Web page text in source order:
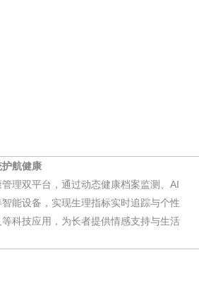
航健康
理双平台，通过动态健康档案监测、AI
能设备，实现生理指标实时追踪与个性
科技应用，为长者提供情感支持与生活